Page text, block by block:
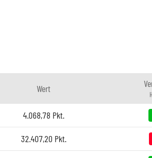
Wert
4.068,78 Pkt.
32.407,20 Pkt.